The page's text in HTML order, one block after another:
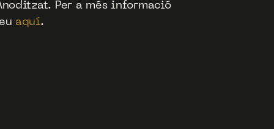
Per a més informació
aquí.